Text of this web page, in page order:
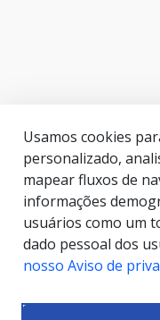
Usamos cookies
personalizado,
mapear fluxos de
informações
usuários como um
dado pessoal dos
nosso Aviso de